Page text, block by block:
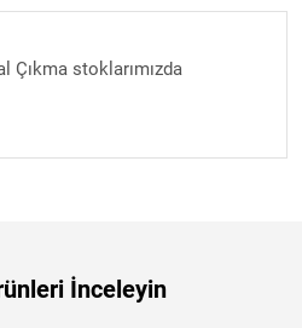
Çıkma stoklarımızda
İnceleyin